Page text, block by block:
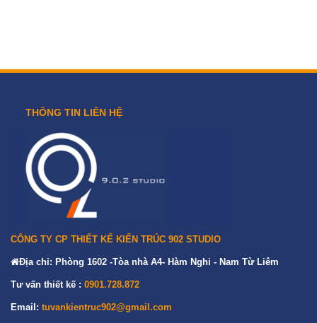
THÔNG TIN LIÊN HỆ
CÔNG TY CP THIẾT KẾ KIẾN TRÚC 902 STUDIO
Địa chỉ: Phòng 1602 -Tòa nhà A4- Hàm Nghi - Nam Từ Liêm
Tư vấn thiết kế : 0901.728.872
Email: tuvankientruc902@gmail.com